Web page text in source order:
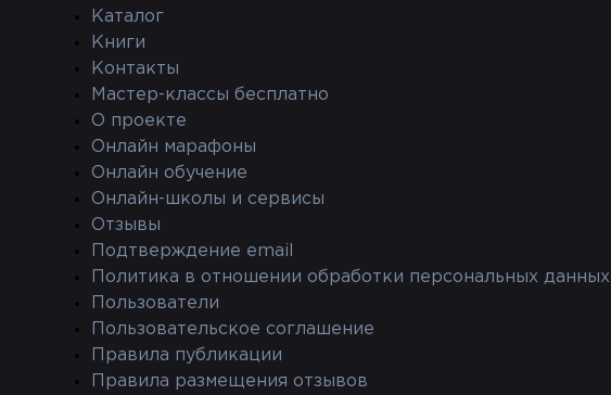
Каталог
Книги
Контакты
Мастер-классы бесплатно
О проекте
Онлайн марафоны
Онлайн обучение
Онлайн-школы и сервисы
Отзывы
Подтверждение email
Политика в отношении обработки персональных данных
Пользователи
Пользовательское соглашение
Правила публикации
Правила размещения отзывов